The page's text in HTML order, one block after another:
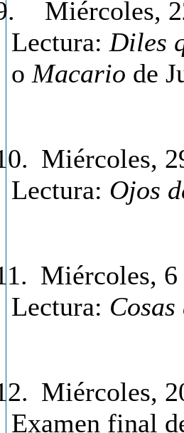
Miércoles,
Lectura: Diles
o Macario de
Miércoles,
Lectura: Ojos
Miércoles, 6
Lectura:
Miércoles,
Examen final